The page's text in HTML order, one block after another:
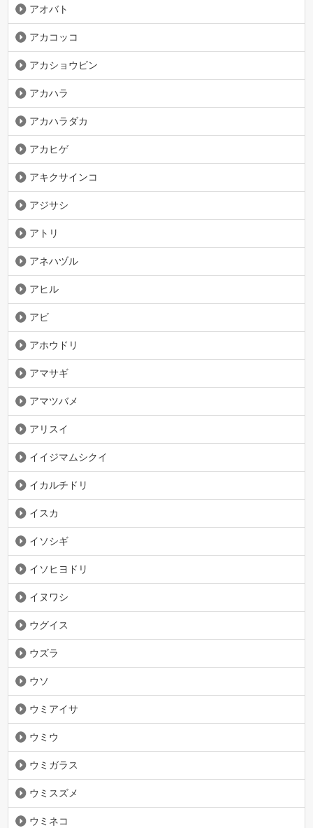
アオバト
アカコッコ
アカショウビン
アカハラ
アカハラダカ
アカヒゲ
アキクサインコ
アジサシ
アトリ
アネハヅル
アヒル
アビ
アホウドリ
アマサギ
アマツバメ
アリスイ
イイジマムシクイ
イカルチドリ
イスカ
イソシギ
イソヒヨドリ
イヌワシ
ウグイス
ウズラ
ウソ
ウミアイサ
ウミウ
ウミガラス
ウミスズメ
ウミネコ